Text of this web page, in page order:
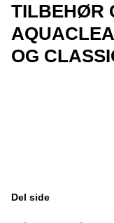
TILBEHØR
OG
Del side